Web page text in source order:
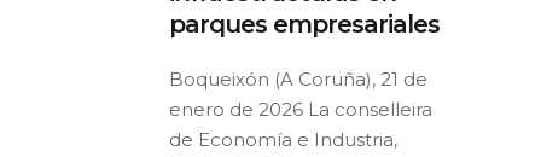
parques empresariales
Boqueixón (A Coruña), 21 de
enero de 2026 La conselleira
de Economía e Industria,